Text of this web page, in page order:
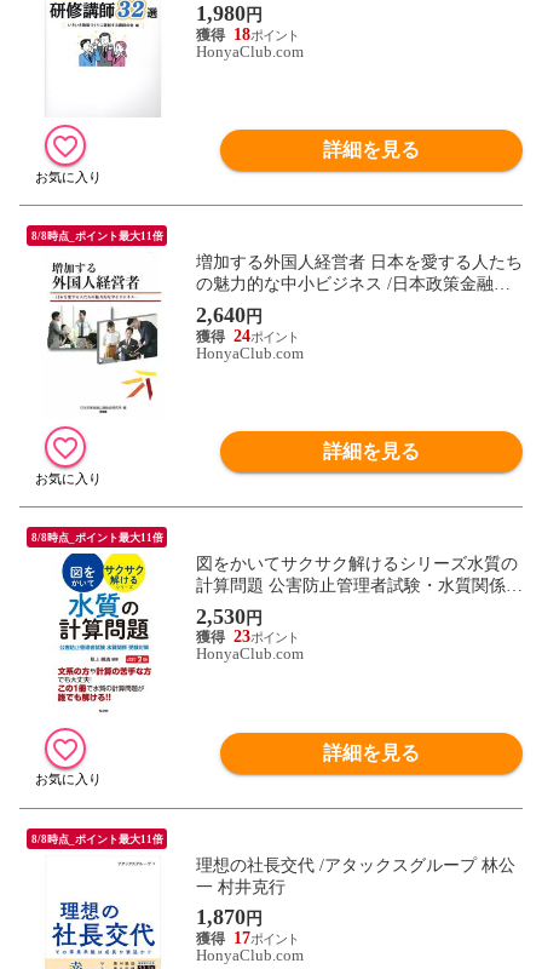
1,980円
18
HonyaClub.com
詳細を見る
8/8時点_ポイント最大11倍
増加する外国人経営者 日本を愛する人たち
の魅力的な中小ビジネス /日本政策金融公
庫総合
2,640円
24
HonyaClub.com
詳細を見る
8/8時点_ポイント最大11倍
図をかいてサクサク解けるシリーズ水質の
計算問題 公害防止管理者試験・水質関係・
受験対策 改訂第２版 /見上勝清
2,530円
23
HonyaClub.com
詳細を見る
8/8時点_ポイント最大11倍
理想の社長交代 /アタックスグループ 林公
一 村井克行
1,870円
17
HonyaClub.com